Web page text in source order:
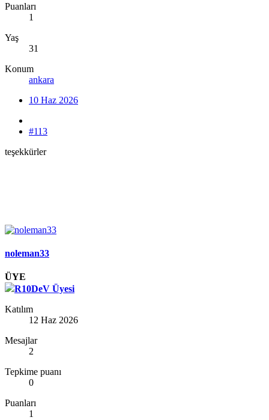
Puanları
1
Yaş
31
Konum
ankara
10 Haz 2026
#113
teşekkürler
noleman33
ÜYE
R10DeV Üyesi
Katılım
12 Haz 2026
Mesajlar
2
Tepkime puanı
0
Puanları
1